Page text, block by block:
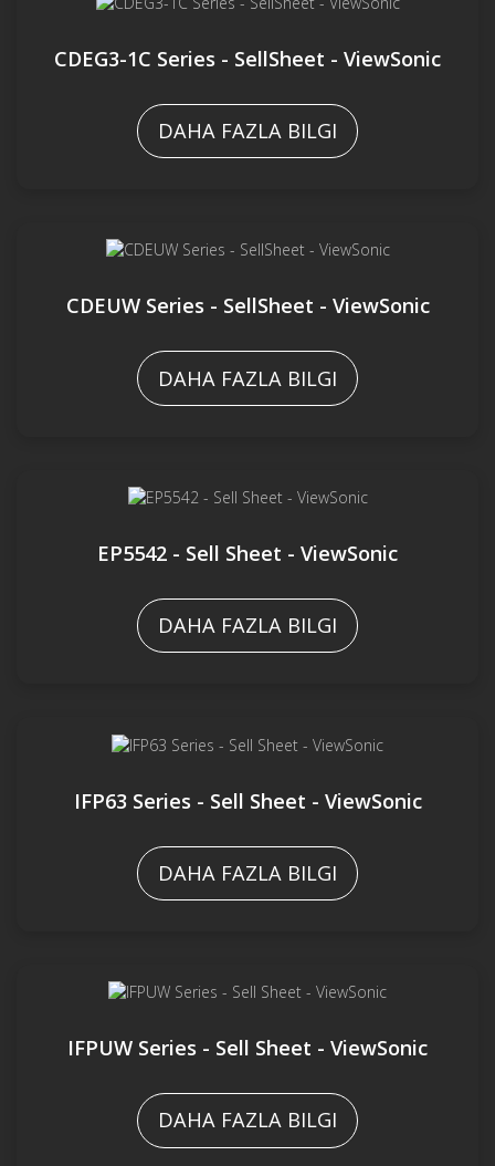
CDEG3-1C Series - SellSheet - ViewSonic
DAHA FAZLA BILGI
CDEUW Series - SellSheet - ViewSonic
DAHA FAZLA BILGI
EP5542 - Sell Sheet - ViewSonic
DAHA FAZLA BILGI
IFP63 Series - Sell Sheet - ViewSonic
DAHA FAZLA BILGI
IFPUW Series - Sell Sheet - ViewSonic
DAHA FAZLA BILGI